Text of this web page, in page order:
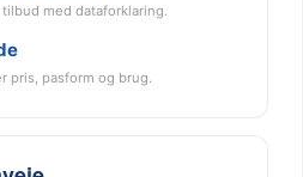
med dataforklaring.
pris, pasform og brug.